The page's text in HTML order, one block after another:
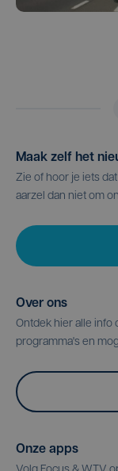
Maak zelf het
Zie of hoor je iets
aarzel dan niet om
Over ons
Ontdek hier alle info
programma's en
Onze apps